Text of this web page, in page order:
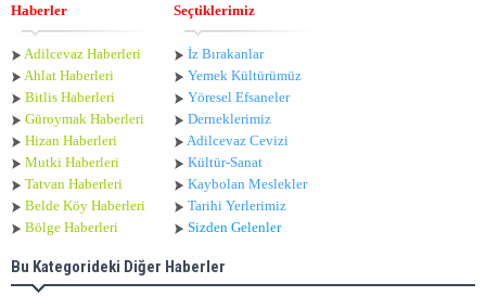
Haberler
Adilcevaz Haberleri
Ahlat Haberleri
Bitlis Haberleri
Güroymak Haberleri
Hizan Haberleri
Mutki Haberleri
Tatvan Haberleri
Belde Köy Haberleri
Bölge Haberleri
Seçtiklerimiz
İz Bırakanlar
Yemek Kültürümüz
Yöresel Efsaneler
Derneklerimiz
Adilcevaz Cevizi
Kültür-Sanat
Kaybolan Meslekler
Tarihi Yerlerimiz
Sizden Gelenler
Bu Kategorideki Diğer Haberler